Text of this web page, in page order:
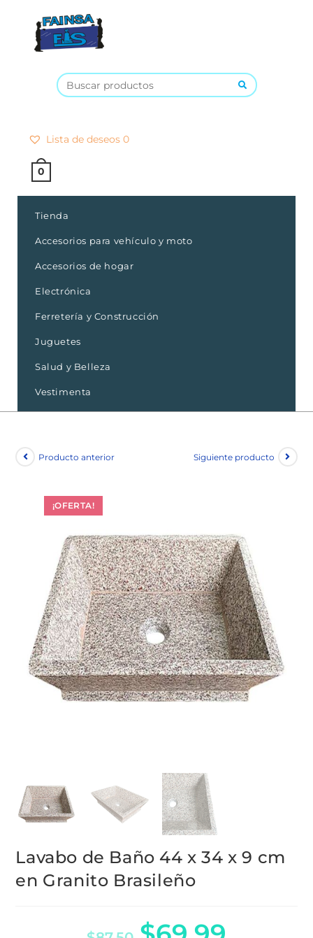
Lista de deseos 0
0
Tienda
Accesorios para vehículo y moto
Accesorios de hogar
Electrónica
Ferretería y Construcción
Juguetes
Salud y Belleza
Vestimenta
¡OFERTA!
Producto anterior Siguiente producto
Lavabo de Baño 44 x 34 x 9 cm
en Granito Brasileño
$69.99